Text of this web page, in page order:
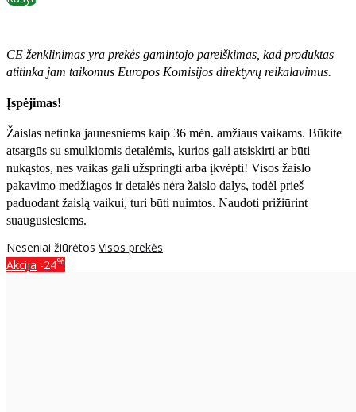
CE ženklinimas yra prekės gamintojo pareiškimas, kad produktas
atitinka jam taikomus Europos Komisijos direktyvų reikalavimus.
Įspėjimas!
Žaislas netinka jaunesniems kaip 36 mėn. amžiaus vaikams. Būkite
atsargūs su smulkiomis detalėmis, kurios gali atsiskirti ar būti
nukąstos, nes vaikas gali užspringti arba įkvėpti! Visos žaislо
pakavimo medžiagos ir detalės nėra žaislo dalys, todėl prieš
paduodant žaislą vaikui, turi būti nuimtos. Naudoti prižiūrint
suaugusiesiems.
Neseniai žiūrėtos Visos prekės
Akcija -24%